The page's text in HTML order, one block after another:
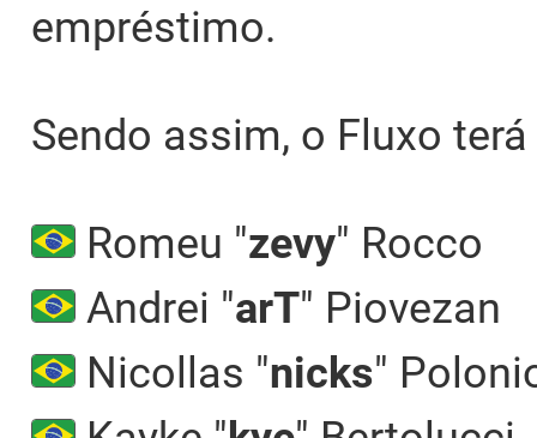
empréstimo.
Sendo assim, o Fluxo
Romeu "zevy" Rocco
Andrei "arT" Piovezan
Nicollas "nicks"